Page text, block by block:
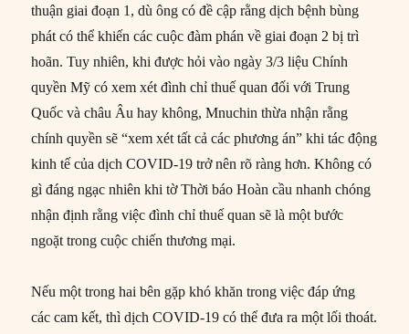
thuận giai đoạn 1, dù ông có đề cập rằng dịch bệnh bùng
phát có thể khiến các cuộc đàm phán về giai đoạn 2 bị trì
hoãn. Tuy nhiên, khi được hỏi vào ngày 3/3 liệu Chính
quyền Mỹ có xem xét đình chỉ thuế quan đối với Trung
Quốc và châu Âu hay không, Mnuchin thừa nhận rằng
chính quyền sẽ “xem xét tất cả các phương án” khi tác động
kinh tế của dịch COVID-19 trở nên rõ ràng hơn. Không có
gì đáng ngạc nhiên khi tờ Thời báo Hoàn cầu nhanh chóng
nhận định rằng việc đình chỉ thuế quan sẽ là một bước
ngoặt trong cuộc chiến thương mại.
Nếu một trong hai bên gặp khó khăn trong việc đáp ứng
các cam kết, thì dịch COVID-19 có thể đưa ra một lối thoát.